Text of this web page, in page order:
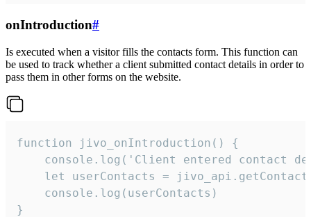
onIntroduction#
Is executed when a visitor fills the contacts form. This function can
be used to track whether a client submitted contact details in order to
pass them in other forms on the website.
function jivo_onIntroduction() {
console.log('Client entered contact
let userContacts =
    console.log(userContacts)
}